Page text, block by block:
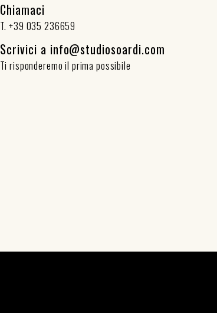
Chiamaci
T. +39 035 236659
Scrivici a info@studiosoardi.com
Ti risponderemo il prima possibile